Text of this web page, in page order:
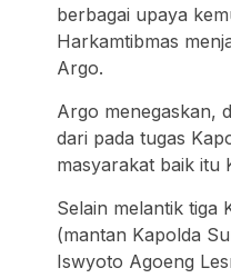
berbagai upaya
Harkamtibmas
Argo.
Argo menegaskan,
dari pada tugas
masyarakat baik itu
Selain melantik tiga
(mantan Kapolda
Iswyoto Agoeng